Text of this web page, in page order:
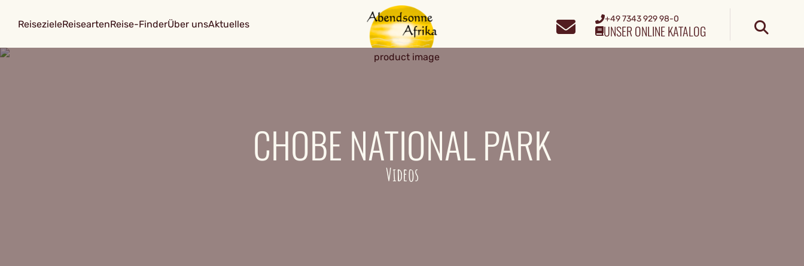
ReisezieleReiseartenReise-FinderÜber unsAktuelles +49 7343 929 98-0
UNSER ONLINE KATALOG
CHOBE NATIONAL PARK
Videos